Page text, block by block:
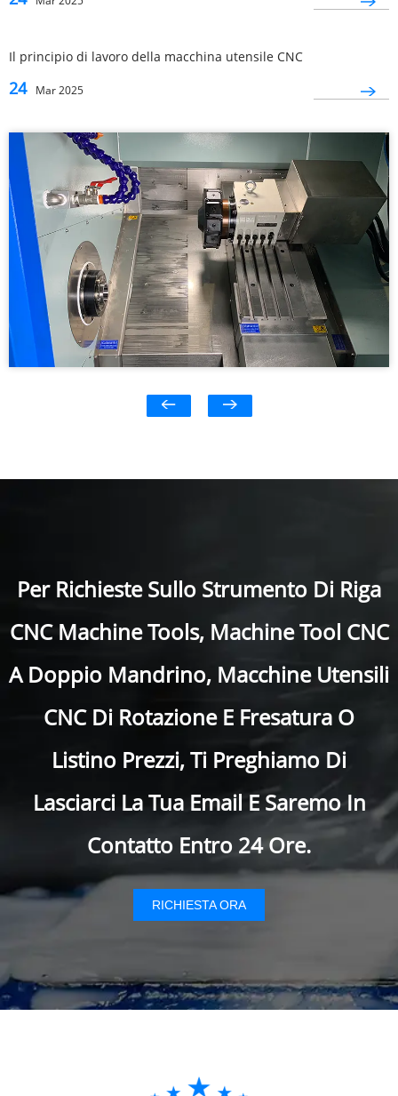
Il principio di lavoro della macchina utensile CNC
24 Mar 2025
Per Richieste Sullo Strumento Di Riga
CNC Machine Tools, Machine Tool CNC
A Doppio Mandrino, Macchine Utensili
CNC Di Rotazione E Fresatura O
Listino Prezzi, Ti Preghiamo Di
Lasciarci La Tua Email E Saremo In
Contatto Entro 24 Ore.
RICHIESTA ORA